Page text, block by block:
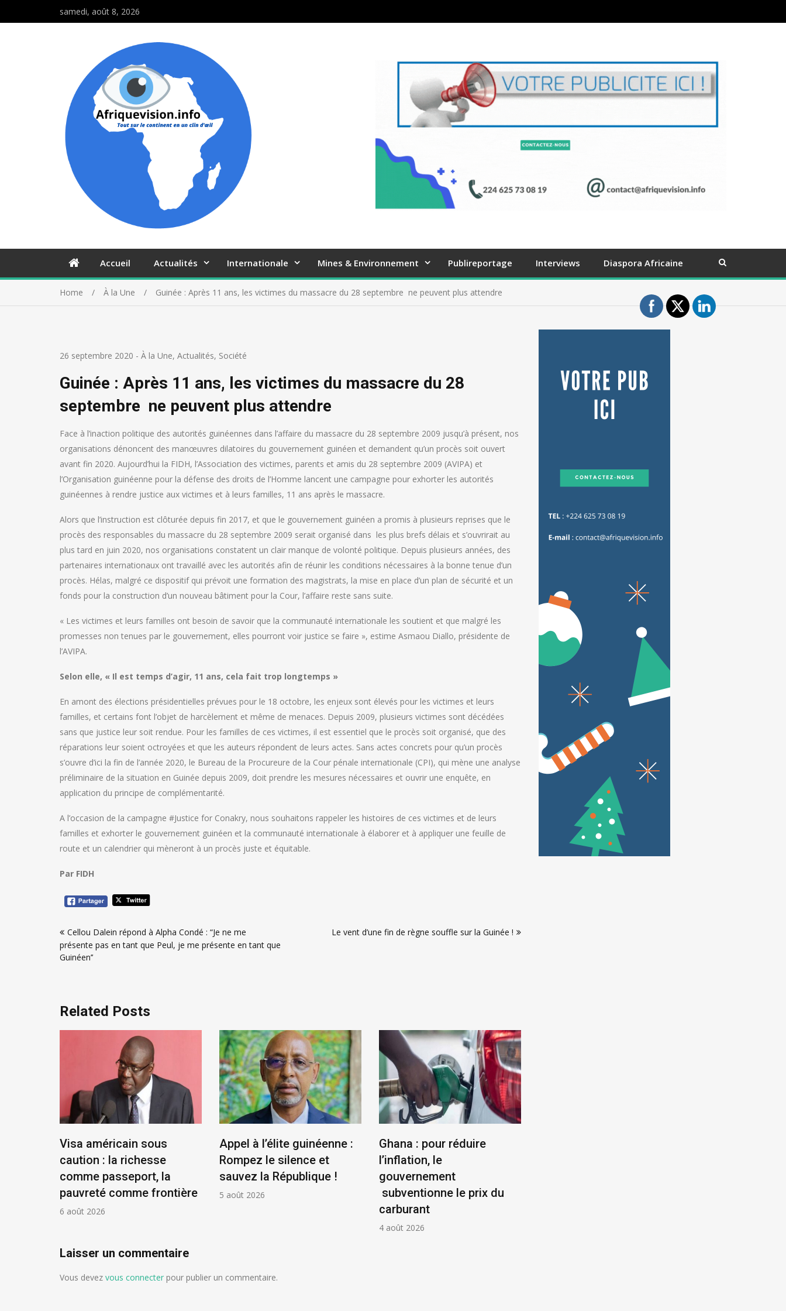
samedi, août 8, 2026
Accueil Actualités Internationale Mines & Environnement Publireportage Interviews Diaspora Africaine
Home À la Une Guinée : Après 11 ans, les victimes du massacre du 28 septembre ne peuvent plus attendre
26 septembre 2020 - À la Une, Actualités, Société
Guinée : Après 11 ans, les victimes du massacre du 28
septembre ne peuvent plus attendre
Face à l’inaction politique des autorités guinéennes dans l’affaire du massacre du 28 septembre 2009 jusqu’à présent, nos
organisations dénoncent des manœuvres dilatoires du gouvernement guinéen et demandent qu’un procès soit ouvert
avant fin 2020. Aujourd’hui la FIDH, l’Association des victimes, parents et amis du 28 septembre 2009 (AVIPA) et
l’Organisation guinéenne pour la défense des droits de l’Homme lancent une campagne pour exhorter les autorités
guinéennes à rendre justice aux victimes et à leurs familles, 11 ans après le massacre.
Alors que l’instruction est clôturée depuis fin 2017, et que le gouvernement guinéen a promis à plusieurs reprises que le
procès des responsables du massacre du 28 septembre 2009 serait organisé dans les plus brefs délais et s’ouvrirait au
plus tard en juin 2020, nos organisations constatent un clair manque de volonté politique. Depuis plusieurs années, des
partenaires internationaux ont travaillé avec les autorités afin de réunir les conditions nécessaires à la bonne tenue d’un
procès. Hélas, malgré ce dispositif qui prévoit une formation des magistrats, la mise en place d’un plan de sécurité et un
fonds pour la construction d’un nouveau bâtiment pour la Cour, l’affaire reste sans suite.
« Les victimes et leurs familles ont besoin de savoir que la communauté internationale les soutient et que malgré les
promesses non tenues par le gouvernement, elles pourront voir justice se faire », estime Asmaou Diallo, présidente de
l’AVIPA.
Selon elle, « Il est temps d’agir, 11 ans, cela fait trop longtemps »
En amont des élections présidentielles prévues pour le 18 octobre, les enjeux sont élevés pour les victimes et leurs
familles, et certains font l’objet de harcèlement et même de menaces. Depuis 2009, plusieurs victimes sont décédées
sans que justice leur soit rendue. Pour les familles de ces victimes, il est essentiel que le procès soit organisé, que des
réparations leur soient octroyées et que les auteurs répondent de leurs actes. Sans actes concrets pour qu’un procès
s’ouvre d’ici la fin de l’année 2020, le Bureau de la Procureure de la Cour pénale internationale (CPI), qui mène une analyse
préliminaire de la situation en Guinée depuis 2009, doit prendre les mesures nécessaires et ouvrir une enquête, en
application du principe de complémentarité.
A l’occasion de la campagne #Justice for Conakry, nous souhaitons rappeler les histoires de ces victimes et de leurs
familles et exhorter le gouvernement guinéen et la communauté internationale à élaborer et à appliquer une feuille de
route et un calendrier qui mèneront à un procès juste et équitable.
Par FIDH
de
l’article
Cellou Dalein répond à Alpha Condé : “Je ne me
présente pas en tant que Peul, je me présente en tant que
Guinéen’’
Le vent d’une fin de règne souffle sur la Guinée !
Related Posts
Visa américain sous
caution : la richesse
comme passeport, la
pauvreté comme frontière
6 août 2026
Appel à l’élite guinéenne :
Rompez le silence et
sauvez la République !
5 août 2026
Ghana : pour réduire
l’inflation, le
gouvernement
subventionne le prix du
carburant
4 août 2026
Laisser un commentaire
Vous devez vous connecter pour publier un commentaire.